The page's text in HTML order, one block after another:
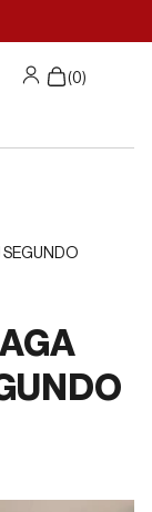
(0)
SEGUNDO